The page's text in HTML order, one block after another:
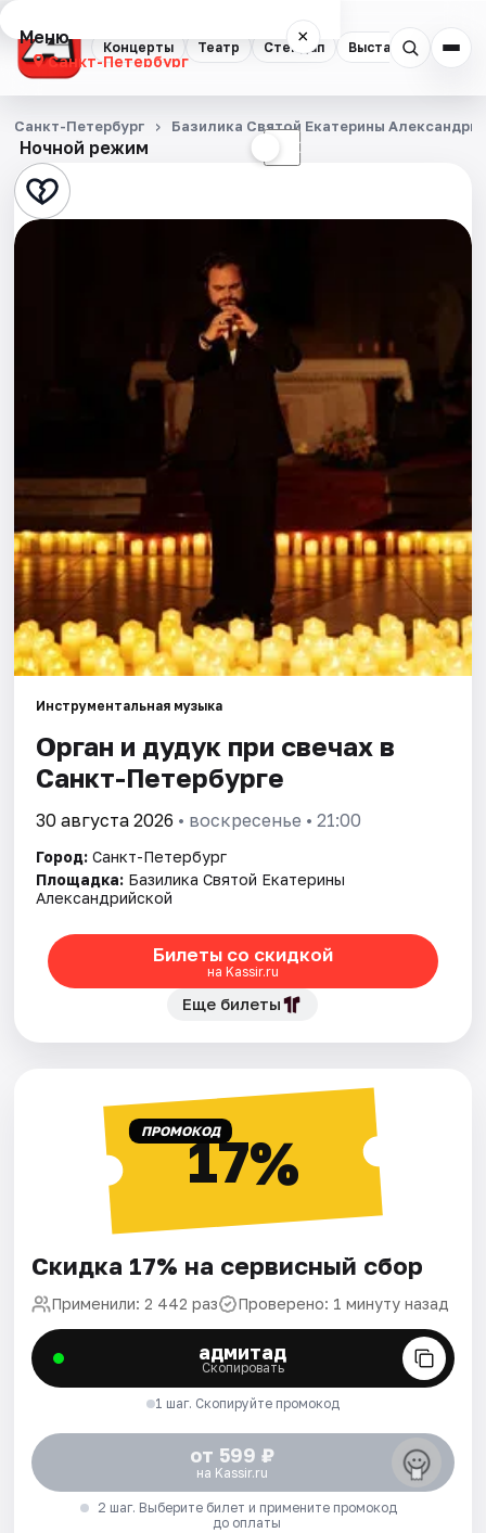
Концерты Театр Стендап Выставки
Меню ×
Санкт-Петербург
Концерты
Театр
Стендап
Города
Площадки
Артисты
Ночной режим ☾
Санкт-Петербург Базилика Святой Екатерины
Инструментальная музыка
Орган и дудук при свечах в
Санкт-Петербурге
30 августа 2026 • воскресенье • 21:00
Город: Санкт-Петербург
Площадка: Базилика Святой Екатерины
Александрийской
Билеты со скидкой
на Kassir.ru
Еще билеты
ПРОМОКОД17%
Скидка 17% на сервисный сбор
Применили: 2 442 раз Проверено: 1 минуту назад
адмитад
Скопировать
1 шаг. Скопируйте промокод
от 599 ₽
на Kassir.ru
2 шаг. Выберите билет и примените промокод
до оплаты